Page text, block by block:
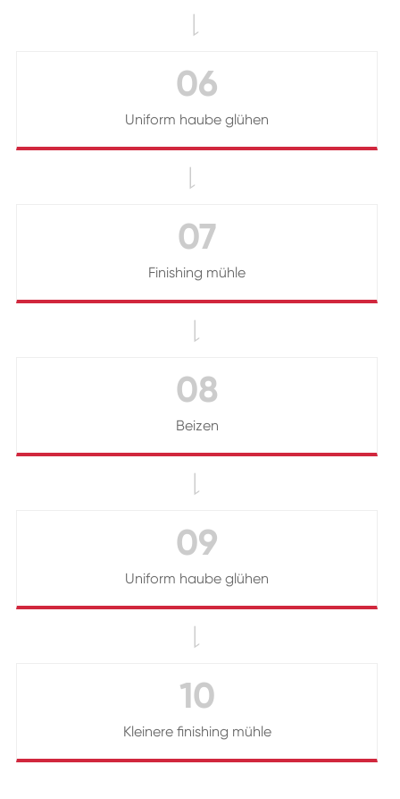

06
Uniform haube glühen

07
Finishing mühle

08
Beizen

09
Uniform haube glühen

10
Kleinere finishing mühle